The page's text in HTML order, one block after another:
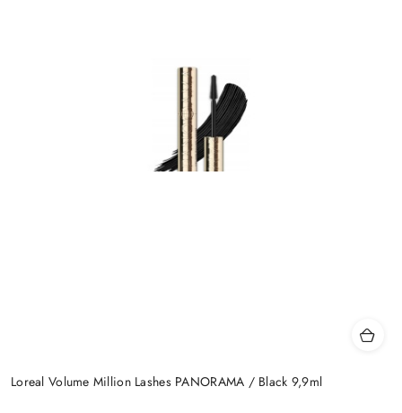
Loreal Volume Million Lashes PANORAMA / Black 9,9ml